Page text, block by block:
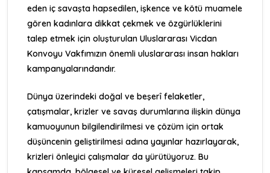
eden iç savaşta hapsedilen, işkence ve kötü muamele
gören kadınlara dikkat çekmek ve özgürlüklerini
talep etmek için oluşturulan Uluslararası Vicdan
Konvoyu Vakfımızın önemli uluslararası insan hakları
kampanyalarındandır.
Dünya üzerindeki doğal ve beşerî felaketler,
çatışmalar, krizler ve savaş durumlarına ilişkin dünya
kamuoyunun bilgilendirilmesi ve çözüm için ortak
düşüncenin geliştirilmesi adına yayınlar hazırlayarak,
krizleri önleyici çalışmalar da yürütüyoruz. Bu